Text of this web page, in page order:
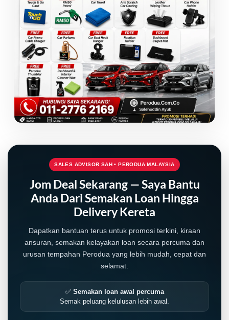
SALES ADVISOR SAH • PERODUA MALAYSIA
Jom Deal Sekarang — Saya Bantu
Anda Dari Semakan Loan Hingga
Delivery Kereta
Dapatkan bantuan terus untuk promosi terkini, kiraan
ansuran, semakan kelayakan loan secara percuma dan
urusan tempahan Perodua yang lebih mudah, cepat dan
selamat.
✅ Semakan loan awal percuma
Semak peluang kelulusan lebih awal.